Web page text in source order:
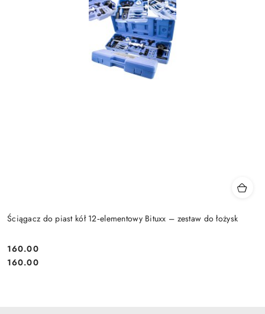
Ściągacz do piast kół 12‑elementowy Bituxx – zestaw do łożysk
Cena:
160.00
Cena:
160.00